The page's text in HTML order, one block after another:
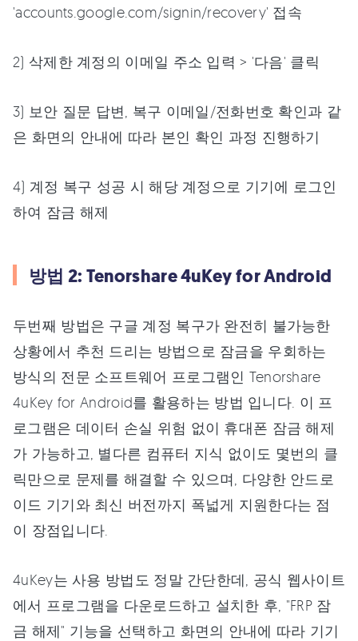
'accounts.google.com/signin/recovery' 접속
2) 삭제한 계정의 이메일 주소 입력 > '다음' 클릭
3) 보안 질문 답변, 복구 이메일/전화번호 확인과 같
은 화면의 안내에 따라 본인 확인 과정 진행하기
4) 계정 복구 성공 시 해당 계정으로 기기에 로그인
하여 잠금 해제
방법 2: Tenorshare 4uKey for Android
두번째 방법은 구글 계정 복구가 완전히 불가능한
상황에서 추천 드리는 방법으로 잠금을 우회하는
방식의 전문 소프트웨어 프로그램인 Tenorshare
4uKey for Android를 활용하는 방법 입니다. 이 프
로그램은 데이터 손실 위험 없이 휴대폰 잠금 해제
가 가능하고, 별다른 컴퓨터 지식 없이도 몇번의 클
릭만으로 문제를 해결할 수 있으며, 다양한 안드로
이드 기기와 최신 버전까지 폭넓게 지원한다는 점
이 장점입니다.
4uKey는 사용 방법도 정말 간단한데, 공식 웹사이트
에서 프로그램을 다운로드하고 설치한 후, "FRP 잠
금 해제" 기능을 선택하고 화면의 안내에 따라 기기